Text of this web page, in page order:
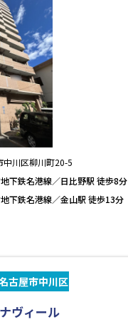
中川区柳川町20-5
下鉄名港線／日比野駅 徒歩8分
下鉄名港線／金山駅 徒歩13分
古屋市中川区
ヴィール